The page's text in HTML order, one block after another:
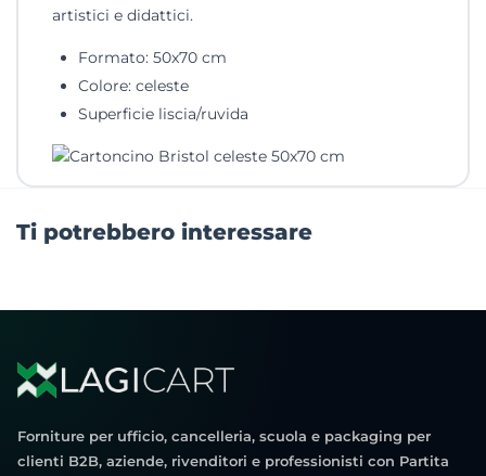
artistici e didattici.
Formato: 50x70 cm
Colore: celeste
Superficie liscia/ruvida
Ti potrebbero interessare
Forniture per ufficio, cancelleria, scuola e packaging per
clienti B2B, aziende, rivenditori e professionisti con Partita